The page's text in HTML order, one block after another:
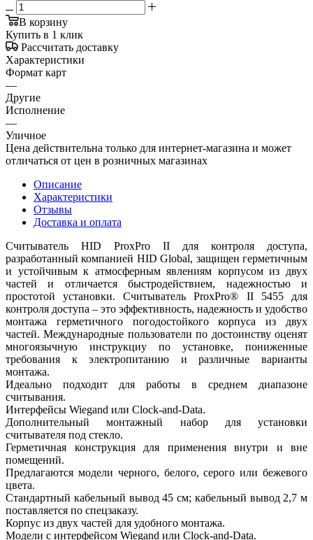
В корзину
Купить в 1 клик
Рассчитать доставку
Характеристики
Формат карт
—
Другие
Исполнение
—
Уличное
Цена действительна только для интернет-магазина и может
отличаться от цен в розничных магазинах
Описание
Характеристики
Отзывы
Доставка и оплата
Считыватель HID ProxPro II для контроля доступа,
разработанный компанией HID Global, защищен герметичным
и устойчивым к атмосферным явлениям корпусом из двух
частей и отличается быстродействием, надежностью и
простотой установки. Считыватель ProxPro® II 5455 для
контроля доступа – это эффективность, надежность и удобство
монтажа герметичного погодостойкого корпуса из двух
частей. Международные пользователи по достоинству оценят
многоязычную инструкциу по установке, пониженные
требования к электропитанию и различные варианты
монтажа.
Идеально подходит для работы в среднем диапазоне
считывания.
Интерфейсы Wiegand или Clock-and-Data.
Дополнительный монтажный набор для установки
считывателя под стекло.
Герметичная конструкция для применения внутри и вне
помещений.
Предлагаются модели черного, белого, серого или бежевого
цвета.
Стандартный кабельный вывод 45 см; кабельный вывод 2,7 м
поставляется по спецзаказу.
Корпус из двух частей для удобного монтажа.
Модели с интерфейсом Wiegand или Clock-and-Data.